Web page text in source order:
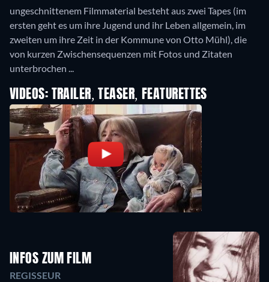
ungeschnittenem Filmmaterial besteht aus zwei Tapes (im
ersten geht es um ihre Jugend und ihr Leben allgemein, im
zweiten um ihre Zeit in der Kommune von Otto Mühl), die
von kurzen Zwischensequenzen mit Fotos und Zitaten
unterbrochen ...
VIDEOS: TRAILER, TEASER, FEATURETTES
INFOS ZUM FILM
REGISSEUR